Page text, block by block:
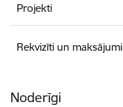
Projekti
Rekvizīti un maksājumi
Noderīgi